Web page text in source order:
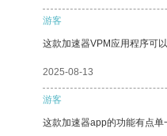
游客
这款加速器VPM应用程序可
2025-08-13
游客
这款加速器app的功能有点单